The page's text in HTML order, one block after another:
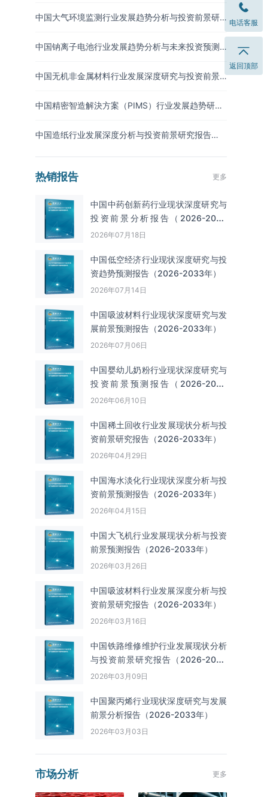
中国大气环境监测行业发展趋势分析与投资前景研
中国钠离子电池行业发展趋势分析与未来投资预测
中国无机非金属材料行业发展深度研究与投资前景
中国精密智造解決方案（PIMS）行业发展趋势研究
中国造纸行业发展深度分析与投资前景研究报告
热销报告 更多
中国中药创新药行业现状深度研究与
投资前景分析报告（2026-2033
年）
2026年07月18日
中国低空经济行业现状深度研究与投
资趋势预测报告（2026-2033年）
2026年07月14日
中国吸波材料‌‌‌行业现状深度研究与发
展前景预测报告（2026-2033年）
2026年07月06日
中国婴幼儿奶粉行业现状深度研究与
投资前景预测报告（2026-2033
年）
2026年06月10日
中国‌‌稀土回收‌‌行业发展现状分析与投
资前景研究报告（2026-2033年）
2026年04月29日
中国海水淡化行业现状深度分析与投
资前景预测报告（2026-2033年）
2026年04月15日
中国大飞机行业发展现状分析与投资
前景预测报告（2026-2033年）
2026年03月26日
中国吸波材料行业发展深度分析与投
资前景研究报告（2026-2033年）
2026年03月16日
中国铁路维修维护行业发展现状分析
与投资前景研究报告（2026-2033
年）
2026年03月09日
中国聚丙烯行业现状深度研究与发展
前景分析报告（2026-2033年）
2026年03月03日
市场分析 更多
电话客服
返回顶部